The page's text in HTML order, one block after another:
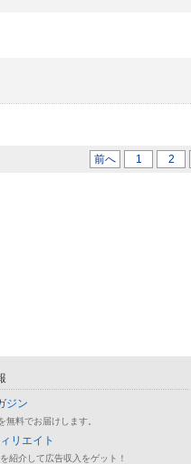
前へ 1 2
ジン
無料でお届けします。
リエイト
紹介して広告収入をゲット！